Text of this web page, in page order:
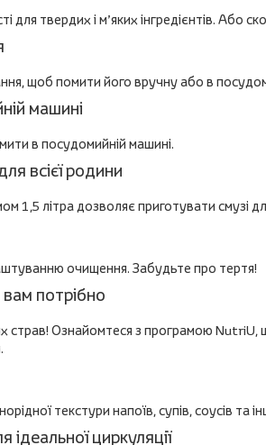
для твердих і м’яких інгредієнтів. Або
щоб помити його вручну або в
машині
в посудомийній машині.
всієї родини
1,5 літра дозволяє приготувати смузі
очищення. Забудьте про тертя!
потрібно
страв! Ознайомтеся з програмою
текстури напоїв, супів, соусів та
циркуляції